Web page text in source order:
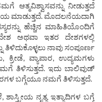
ಆತ್ಮವಿಶ್ವಾಸವನ್ನು ನೀಡುತ್ತದೆ
ಮಾಡುತ್ತದೆ. ಮೊದಲನೆಯದಾಗಿ
ಹೆಚ್ಚಿನ ಮಾಹಿತಿಯೊಂದಿಗೆ
ದೇಶ ಅಥವಾ ಇತರ ದೇಶಗಳಲ್ಲಿ
ತಿಳಿದುಕೊಳ್ಳಲು ನಾವು ಸಂಪೂರ್ಣ
ಕ್ರೀಡೆ, ವ್ಯಾಪಾರ, ಉದ್ಯಮಗಳು
ತಿಳಿಸುತ್ತದೆ. ಇದು ಬಾಲಿವುಡ್
ಬಗ್ಗೆಯೂ ನಮಗೆ ತಿಳಿಸುತ್ತದೆ.
ನೃತ್ಯ ಇತ್ಯಾದಿಗಳ ಬಗ್ಗೆ